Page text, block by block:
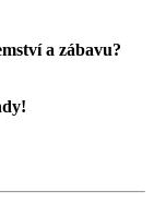
a zábavu?